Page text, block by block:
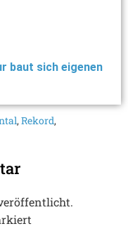
baut sich eigenen
,Rekord,